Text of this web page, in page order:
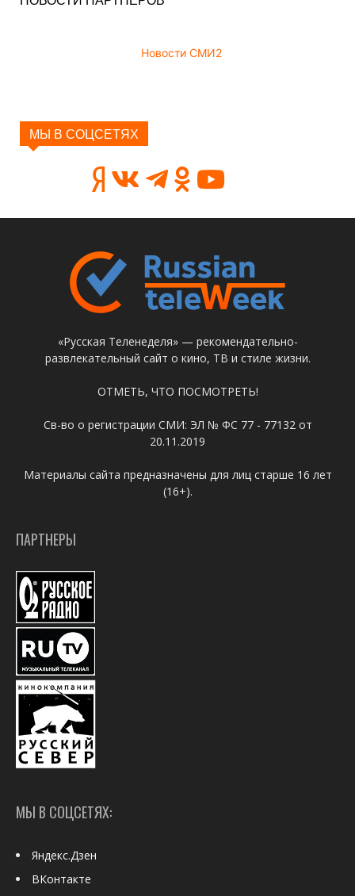
Новости СМИ2
МЫ В СОЦСЕТЯХ
«Русская Теленеделя» — рекомендательно-
развлекательный сайт о кино, ТВ и стиле жизни.
ОТМЕТЬ, ЧТО ПОСМОТРЕТЬ!
Св-во о регистрации СМИ: ЭЛ № ФС 77 - 77132 от
20.11.2019
Материалы сайта предназначены для лиц старше 16 лет
(16+).
ПАРТНЕРЫ
МЫ В СОЦСЕТЯХ:
Яндекс.Дзен
ВКонтакте